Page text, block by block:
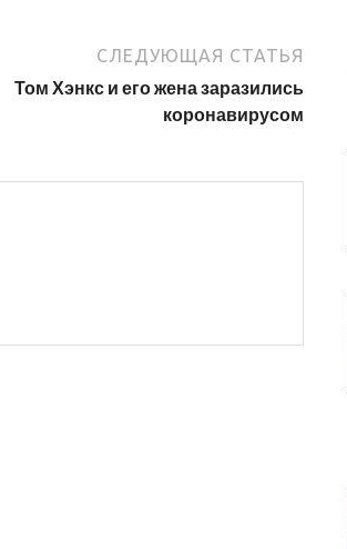
СЛЕДУЮЩАЯ СТАТЬЯ
Том Хэнкс и его жена заразились
коронавирусом